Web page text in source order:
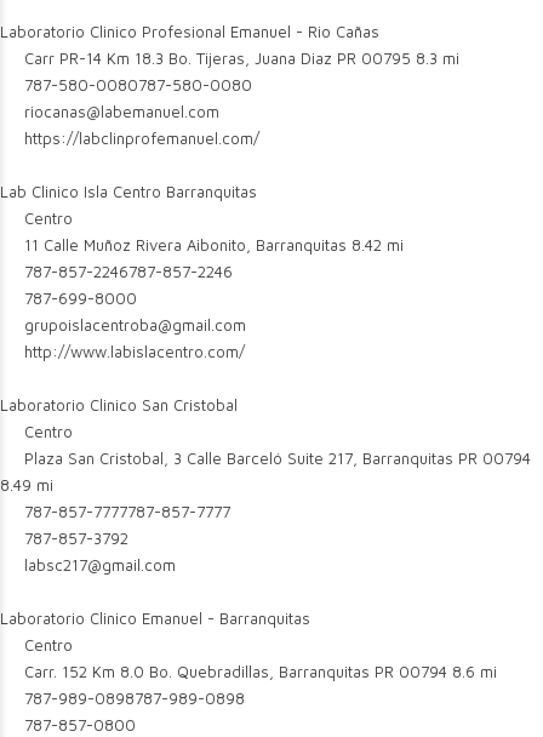
Laboratorio Clinico Profesional Emanuel - Rio Cañas
Carr PR-14 Km 18.3 Bo. Tijeras, Juana Diaz PR 00795 8.3 mi
787-580-0080787-580-0080
riocanas@labemanuel.com
https://labclinprofemanuel.com/
Lab Clinico Isla Centro Barranquitas
Centro
11 Calle Muñoz Rivera Aibonito, Barranquitas 8.42 mi
787-857-2246787-857-2246
787-699-8000
grupoislacentroba@gmail.com
http://www.labislacentro.com/
Laboratorio Clinico San Cristobal
Centro
Plaza San Cristobal, 3 Calle Barceló Suite 217, Barranquitas PR 00794
8.49 mi
787-857-7777787-857-7777
787-857-3792
labsc217@gmail.com
Laboratorio Clinico Emanuel - Barranquitas
Centro
Carr. 152 Km 8.0 Bo. Quebradillas, Barranquitas PR 00794 8.6 mi
787-989-0898787-989-0898
787-857-0800